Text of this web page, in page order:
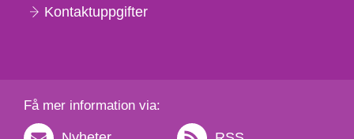
Kontaktuppgifter
Få mer information via: